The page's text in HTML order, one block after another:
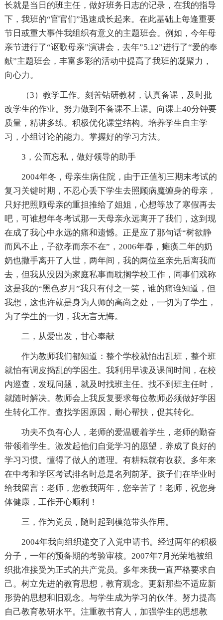
长就是当日的班主任，做好班务日志的记录，在我的指导
下，我班的“官官们”迅速成长起来。在此基础上每逢重要
节日或重大事件我组织有意义的主题班会。例如，今年母
亲节进行了“讴歌母亲”演讲会，去年”5.12”进行了“爱的奉
献”主题班会，丰富多彩的活动中提高了我班的凝聚力，
向心力。
（3）教学工作。刻苦钻研教材，认真备课，及时批
改学生的作业。努力做到不备课不上课。向课上40分钟要
质量，精讲多练。积极优化课堂结构。培养学生自主学
习，小组讨论的能力。掌握好的学习方法。
3，公而忘私，做好领导的助手
2004年冬，母亲生病住院，由于正值初三期末考试的
复习关键时期，不忍心丢下学生去照顾病魔缠身的母亲，
只好把照顾母亲的重担推给了姐姐，心想等放了寒假再去
吧，可谁想年冬考试那一天母亲永远离开了我们，这到现
在成了我心中永远的痛和遗憾。正是应了那句话“树欲静
而风不止，子欲孝而亲不在”，2006年春，瘫痪二年的奶
奶也撒手离开了人世，两年间，我的两位至亲先后离我而
去，但我从没因为家庭私事而耽搁学校工作，同事们戏称
这是我的“黑色岁月”我只有付之一笑，谁的痛谁知道，但
我想，这也许就是身为人师的高尚之处，一切为了学生，
为了学生的一切，我无言无悔。
二，从爱出发，甘心奉献
作为教师我们都知道：整个学校就怕出乱班，整个班
就怕有调皮捣乱的学困生。我利用早读及课间时间，在校
内巡查，发现问题，就及时找班主任。找不到班主任时，
就随时解决。教师会上我反复要求每位教师必须做好学困
生转化工作。查找学困原因，耐心帮扶，促其转化。
功夫不负有心人，老师的爱温暖着学生，老师的勤奋
带领着学生。激发起他们自觉学习的愿望，养成了良好的
学习习惯。懂得了做人的道理。有耕耘就有收获。多年来
在中考和学区考试排名时总是名列前茅。孩子们在毕业时
给我留言：老师，您教我两年，您辛苦了！老师，祝您身
体健康，工作开心顺利！
三，作为党员，随时起到模范带头作用。
2004年我向组织递交了入党申请书。经过两年的积极
分子，一年的预备期的考验审核。2007年7月光荣地被组
织批准接受为正式的共产党员。多年来我一直严格要求自
己。树立先进的教育思想，教育观念。更新那些不适应新
形势的思想和旧观念。与学生成为学习的伙伴。努力提高
自己教育教研水平。注重教书育人，加强学生的思想教